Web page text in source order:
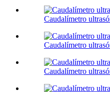
Caudalímetro
Caudalímetro
Caudalímetro